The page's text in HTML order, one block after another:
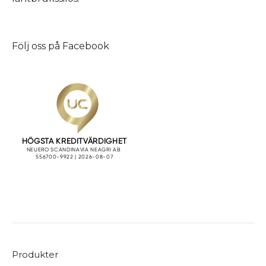
Följ oss på Facebook
Produkter